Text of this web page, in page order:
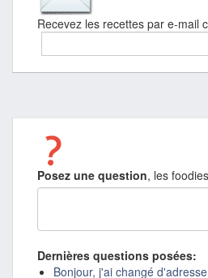
Recevez les recettes par e-mail
Posez une question, les
Dernières questions posées:
Bonjour, j'ai changé